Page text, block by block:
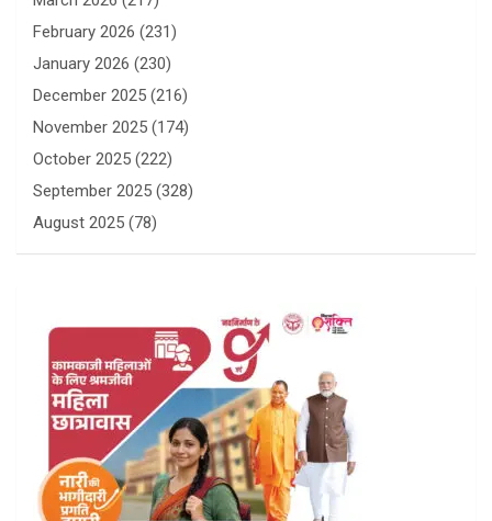
February 2026 (231)
January 2026 (230)
December 2025 (216)
November 2025 (174)
October 2025 (222)
September 2025 (328)
August 2025 (78)